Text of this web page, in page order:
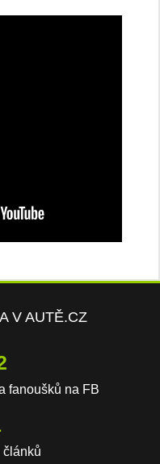
V AUTĚ.CZ
fanoušků na FB
článků